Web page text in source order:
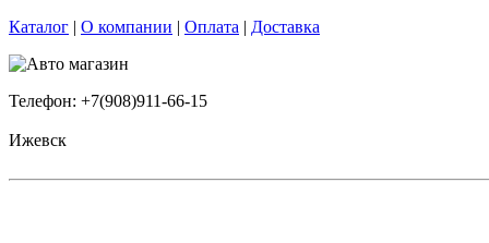
Каталог | О компании | Оплата | Доставка
Телефон: +7(908)911-66-15
Ижевск